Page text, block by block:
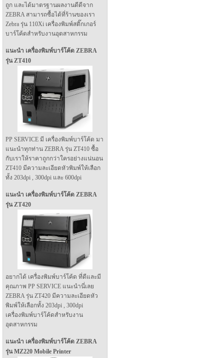
ถูก และได้มาตรฐานผลงานดีดีจาก
ZEBRA สามารถซื้อได้ที่ร้านของเรา
Zebra รุ่น 110Xi เครื่องพิมพ์สติ๊กเกอร์
บาร์โค้ดสำหรับงานอุตสาหกรรม
แนะนำ เครื่องพิมพ์บาร์โค้ด ZEBRA
รุ่น ZT410
PP SERVICE มี เครื่องพิมพ์บาร์โค้ด มา
แนะนำทุกท่าน ZEBRA รุ่น ZT410 ซื้อ
กับเราให้ราคาถูกกว่าใครอย่างแน่นอน
ZT410 มีความละเอียดหัวพิมพ์ให้เลือก
ทั้ง 203dpi , 300dpi และ 600dpi
แนะนำ เครื่องพิมพ์บาร์โค้ด ZEBRA
รุ่น ZT420
อยากได้ เครื่องพิมพ์บาร์โค้ด ที่ดีและมี
คุณภาพ PP SERVICE แนะนำนี่เลย
ZEBRA รุ่น ZT420 มีความละเอียดหัว
พิมพ์ให้เลือกทั้ง 203dpi , 300dpi
เครื่องพิมพ์บาร์โค้ดสำหรับงาน
อุตสาหกรรม
แนะนำ เครื่องพิมพ์บาร์โค้ด ZEBRA
รุ่น MZ220 Mobile Printer